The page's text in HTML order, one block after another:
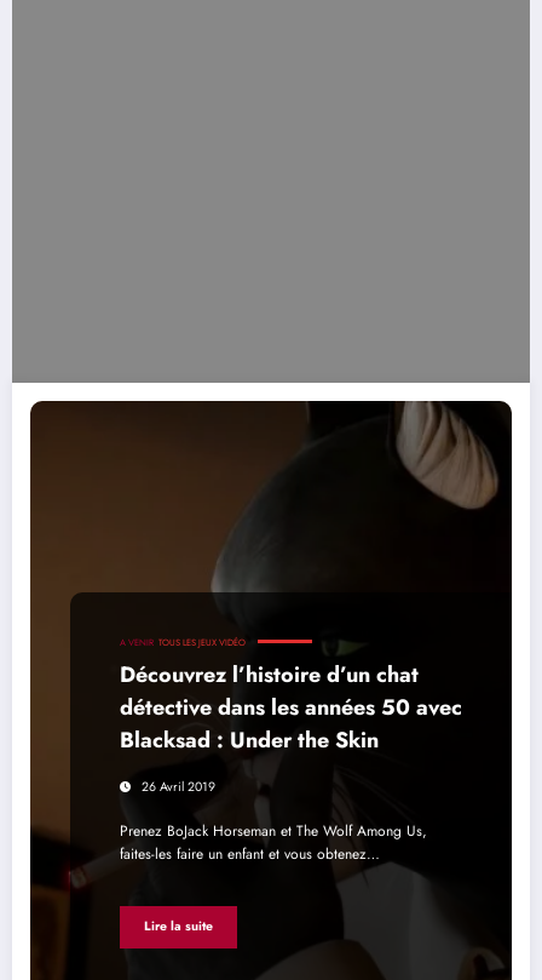
A VENIR TOUS LES JEUX VIDÉO
Découvrez l’histoire d’un chat
détective dans les années 50 avec
Blacksad : Under the Skin
26 Avril 2019
Prenez BoJack Horseman et The Wolf Among Us,
faites-les faire un enfant et vous obtenez…
Lire la suite